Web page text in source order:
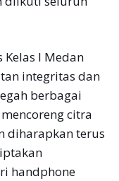
Kelas I Medan
integritas dan
berbagai
citra
diharapkan terus
handphone